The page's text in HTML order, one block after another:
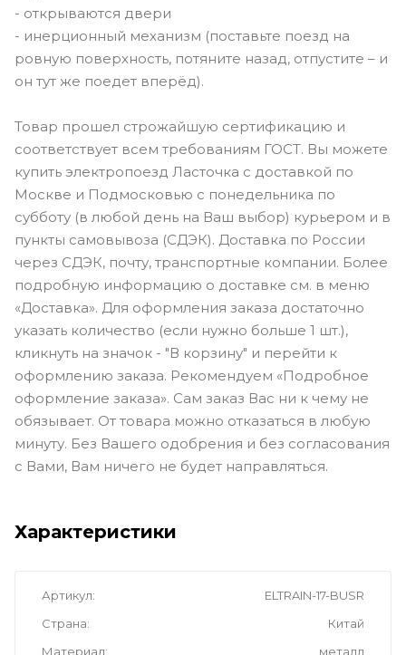
- открываются двери
- инерционный механизм (поставьте поезд на
ровную поверхность, потяните назад, отпустите – и
он тут же поедет вперёд).
Товар прошел строжайшую сертификацию и
соответствует всем требованиям ГОСТ. Вы можете
купить электропоезд Ласточка с доставкой по
Москве и Подмосковью с понедельника по
субботу (в любой день на Ваш выбор) курьером и в
пункты самовывоза (СДЭК). Доставка по России
через СДЭК, почту, транспортные компании. Более
подробную информацию о доставке см. в меню
«Доставка». Для оформления заказа достаточно
указать количество (если нужно больше 1 шт.),
кликнуть на значок - "В корзину" и перейти к
оформлению заказа. Рекомендуем «Подробное
оформление заказа». Сам заказ Вас ни к чему не
обязывает. От товара можно отказаться в любую
минуту. Без Вашего одобрения и без согласования
с Вами, Вам ничего не будет направляться.
Характеристики
Артикул
ELTRAIN-17-BUSR
Страна
Китай
Материал
металл